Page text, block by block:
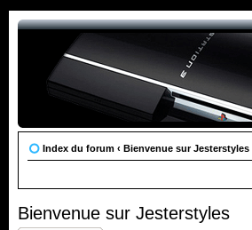
Index du forum ‹ Bienvenue sur Jesterstyles
Bienvenue sur Jesterstyles